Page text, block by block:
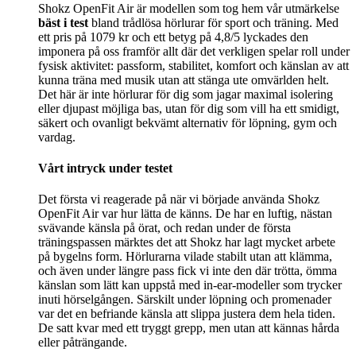
Shokz OpenFit Air är modellen som tog hem vår utmärkelse
bäst i test bland trådlösa hörlurar för sport och träning. Med
ett pris på 1079 kr och ett betyg på 4,8/5 lyckades den
imponera på oss framför allt där det verkligen spelar roll under
fysisk aktivitet: passform, stabilitet, komfort och känslan av att
kunna träna med musik utan att stänga ute omvärlden helt.
Det här är inte hörlurar för dig som jagar maximal isolering
eller djupast möjliga bas, utan för dig som vill ha ett smidigt,
säkert och ovanligt bekvämt alternativ för löpning, gym och
vardag.
Vårt intryck under testet
Det första vi reagerade på när vi började använda Shokz
OpenFit Air var hur lätta de känns. De har en luftig, nästan
svävande känsla på örat, och redan under de första
träningspassen märktes det att Shokz har lagt mycket arbete
på bygelns form. Hörlurarna vilade stabilt utan att klämma,
och även under längre pass fick vi inte den där trötta, ömma
känslan som lätt kan uppstå med in-ear-modeller som trycker
inuti hörselgången. Särskilt under löpning och promenader
var det en befriande känsla att slippa justera dem hela tiden.
De satt kvar med ett tryggt grepp, men utan att kännas hårda
eller påträngande.